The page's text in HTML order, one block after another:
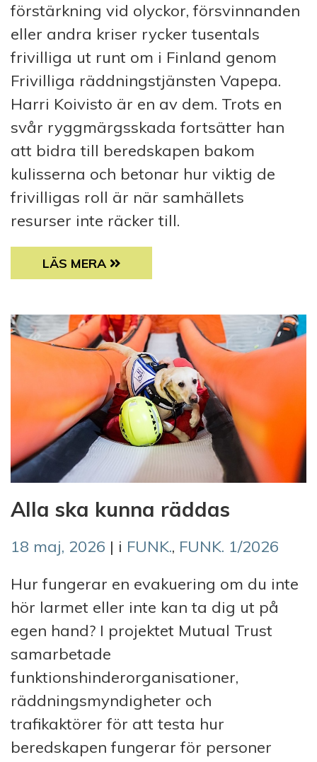
förstärkning vid olyckor, försvinnanden
eller andra kriser rycker tusentals
frivilliga ut runt om i Finland genom
Frivilliga räddningstjänsten Vapepa.
Harri Koivisto är en av dem. Trots en
svår ryggmärgsskada fortsätter han
att bidra till beredskapen bakom
kulisserna och betonar hur viktig de
frivilligas roll är när samhällets
resurser inte räcker till.
FRIVILLIGA EN VIKTIG DEL AV
LÄS MERA
Alla ska kunna räddas
18 maj, 2026 | i FUNK., FUNK. 1/2026
Hur fungerar en evakuering om du inte
hör larmet eller inte kan ta dig ut på
egen hand? I projektet Mutual Trust
samarbetade
funktionshinderorganisationer,
räddningsmyndigheter och
trafikaktörer för att testa hur
beredskapen fungerar för personer